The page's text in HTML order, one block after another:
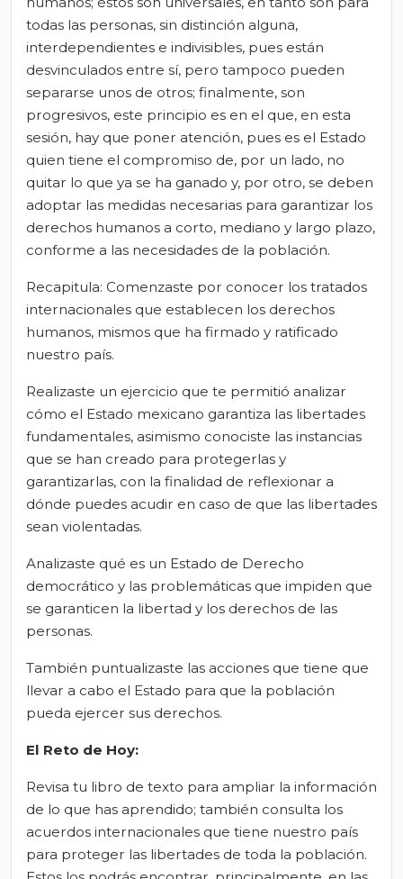
todas las personas, sin distinción alguna,
interdependientes e indivisibles, pues están
desvinculados entre sí, pero tampoco pueden
separarse unos de otros; finalmente, son
progresivos, este principio es en el que, en esta
sesión, hay que poner atención, pues es el Estado
quien tiene el compromiso de, por un lado, no
quitar lo que ya se ha ganado y, por otro, se deben
adoptar las medidas necesarias para garantizar los
derechos humanos a corto, mediano y largo plazo,
conforme a las necesidades de la población.
Recapitula: Comenzaste por conocer los tratados
internacionales que establecen los derechos
humanos, mismos que ha firmado y ratificado
nuestro país.
Realizaste un ejercicio que te permitió analizar
cómo el Estado mexicano garantiza las libertades
fundamentales, asimismo conociste las instancias
que se han creado para protegerlas y
garantizarlas, con la finalidad de reflexionar a
dónde puedes acudir en caso de que las libertades
sean violentadas.
Analizaste qué es un Estado de Derecho
democrático y las problemáticas que impiden que
se garanticen la libertad y los derechos de las
personas.
También puntualizaste las acciones que tiene que
llevar a cabo el Estado para que la población
pueda ejercer sus derechos.
El Reto de Hoy:
Revisa tu libro de texto para ampliar la información
de lo que has aprendido; también consulta los
acuerdos internacionales que tiene nuestro país
para proteger las libertades de toda la población.